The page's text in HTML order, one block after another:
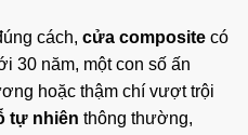
cách, cửa composite có
30 năm, một con số ấn
hoặc thậm chí vượt trội
tự nhiên thông thường,